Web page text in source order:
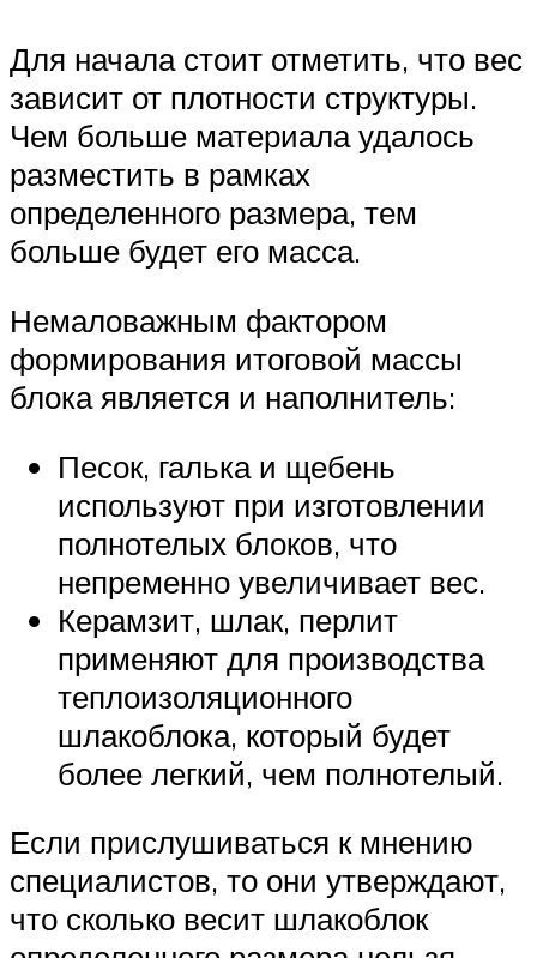
Для начала стоит отметить, что вес
зависит от плотности структуры.
Чем больше материала удалось
разместить в рамках
определенного размера, тем
больше будет его масса.
Немаловажным фактором
формирования итоговой массы
блока является и наполнитель:
Песок, галька и щебень
используют при изготовлении
полнотелых блоков, что
непременно увеличивает вес.
Керамзит, шлак, перлит
применяют для производства
теплоизоляционного
шлакоблока, который будет
более легкий, чем полнотелый.
Если прислушиваться к мнению
специалистов, то они утверждают,
что сколько весит шлакоблок